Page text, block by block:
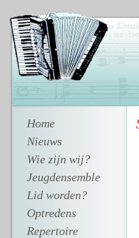
Home
Nieuws
Wie zijn wij?
Jeugdensemble
Lid worden?
Optredens
Repertoire